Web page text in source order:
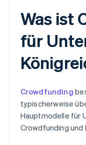
Was ist
für
Crowdfunding
typischerweise
Hauptmodelle für
Crowdfunding